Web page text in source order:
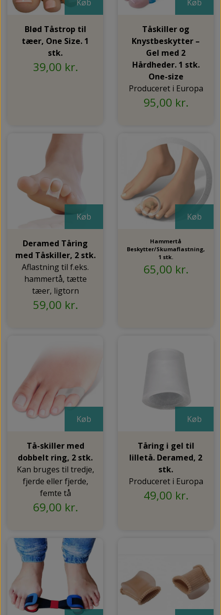
NEDSUNKEN FORFOD
OVERLAGTE TÆER
PSORIASIS PÅ FØDDERNE
URO I BENENE/RESTLESS LEGS
Køb
Blød Tåstrop til
tæer, One Size. 1
stk.
39,00 kr.
Køb
Tåskiller og
Knystbeskytter –
Gel med 2
Hårdheder. 1 stk.
One-size
Produceret i Europa
95,00 kr.
Køb
Deramed Tåring
med Tåskiller, 2 stk.
Aflastning til f.eks.
hammertå, tætte
tæer, ligtorn
59,00 kr.
Køb
Hammertå
Beskytter/Skumaflastning,
1 stk.
65,00 kr.
Køb
Tå-skiller med
dobbelt ring, 2 stk.
Kan bruges til tredje,
fjerde eller fjerde,
femte tå
69,00 kr.
Køb
Tåring i gel til
lilletå. Deramed, 2
stk.
Produceret i Europa
49,00 kr.